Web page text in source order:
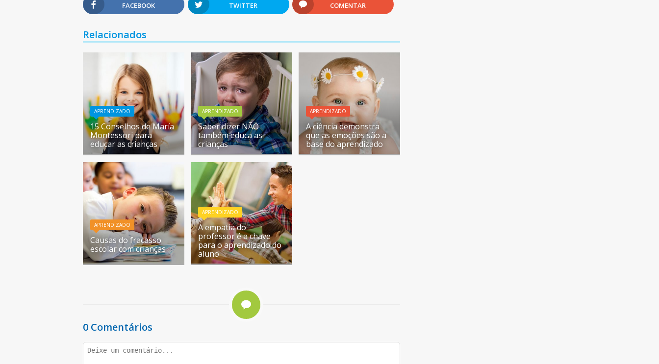
FACEBOOK TWITTER COMENTAR
Relacionados
APRENDIZADO
15 Conselhos de María
Montessori para
educar as crianças
APRENDIZADO
Saber dizer NÃO
também educa as
crianças
APRENDIZADO
A ciência demonstra
que as emoções são a
base do aprendizado
APRENDIZADO
Causas do fracasso
escolar com crianças
APRENDIZADO
A empatia do
professor é a chave
para o aprendizado do
aluno
0 Comentários